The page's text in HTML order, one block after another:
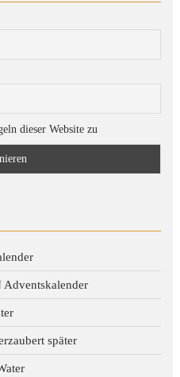
dieser Website zu
Adventskalender
später